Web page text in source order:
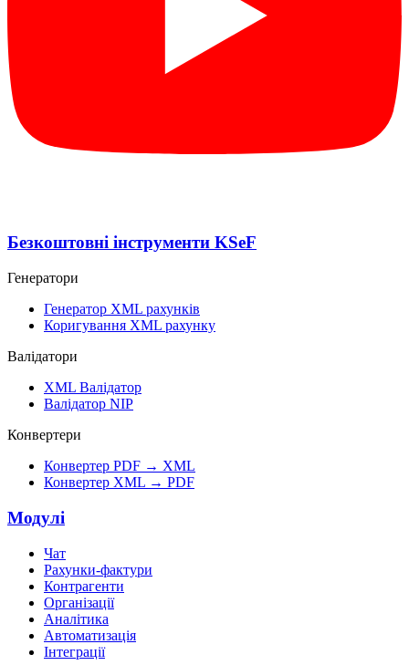
Безкоштовні інструменти KSeF
Генератори
Генератор XML рахунків
Коригування XML рахунку
Валідатори
XML Валідатор
Валідатор NIP
Конвертери
Конвертер PDF → XML
Конвертер XML → PDF
Модулі
Чат
Рахунки-фактури
Контрагенти
Організації
Аналітика
Автоматизація
Інтеграції